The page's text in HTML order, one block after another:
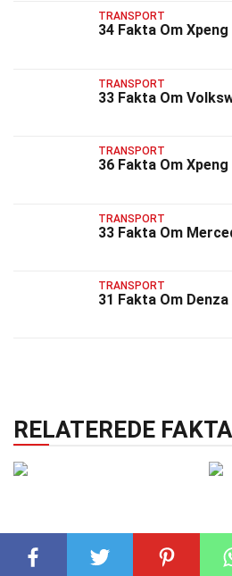
TRANSPORT
34 Fakta Om Xpeng
TRANSPORT
33 Fakta Om
TRANSPORT
36 Fakta Om Xpeng
TRANSPORT
33 Fakta Om
TRANSPORT
31 Fakta Om Denza
RELATEREDE FAKTA